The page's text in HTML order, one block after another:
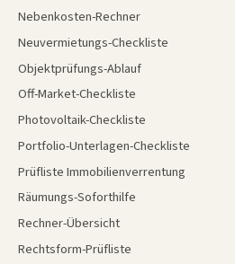
Nebenkosten-Rechner
Neuvermietungs-Checkliste
Objektprüfungs-Ablauf
Off-Market-Checkliste
Photovoltaik-Checkliste
Portfolio-Unterlagen-Checkliste
Prüfliste Immobilienverrentung
Räumungs-Soforthilfe
Rechner-Übersicht
Rechtsform-Prüfliste